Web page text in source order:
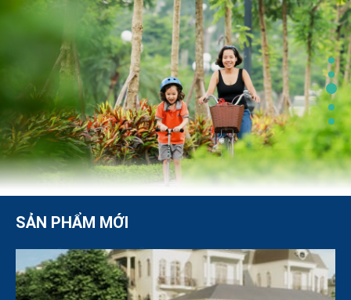
SẢN PHẨM MỚI
SẢN PHẨM ĐANG BÁN